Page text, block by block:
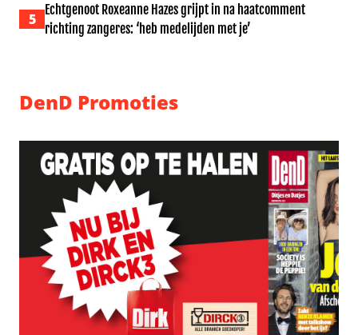
5
Echtgenoot Roxeanne Hazes grijpt in na haatcomment
richting zangeres: ‘heb medelijden met je’
DenD Promoties